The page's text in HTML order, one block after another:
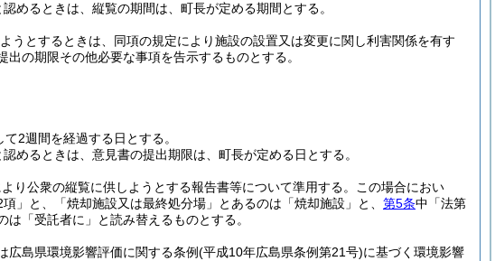
めるときは、縦覧の期間は、町長が定める期間とする。
とするときは、同項の規定により施設の設置又は変更に関し利害関係を有す
の期限その他必要な事項を告示するものとする。
2週間を経過する日とする。
めるときは、意見書の提出期限は、町長が定める日とする。
り公衆の縦覧に供しようとする報告書等について準用する。
この場合におい
」と、「焼却施設又は最終処分場」とあるのは「焼却施設」と、 第5条中「法第
「受託者に」と読み替えるものとする。
広島県環境影響評価に関する条例(平成10年広島県条例第21号)に基づく環境影響